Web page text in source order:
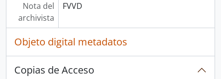
Nota del
archivista
FVVD
Objeto digital metadatos
Copias de Acceso